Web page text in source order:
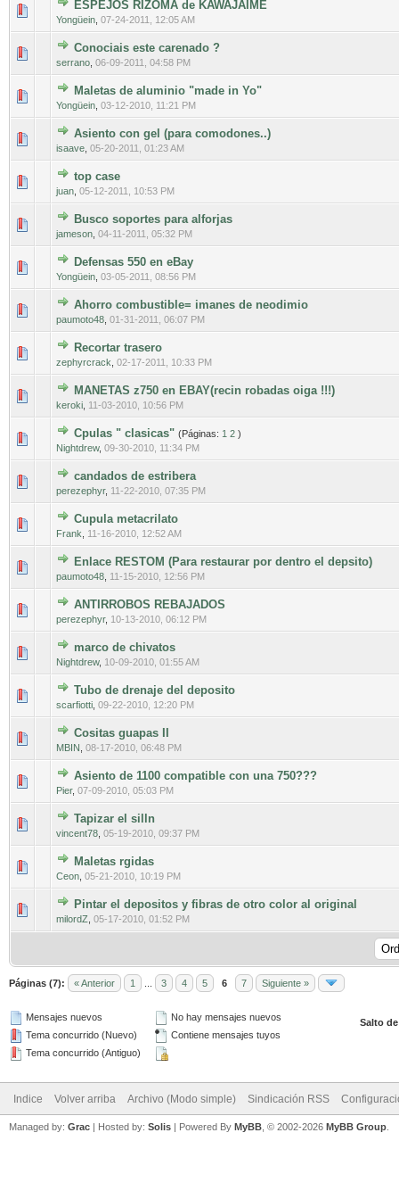
ESPEJOS RIZOMA de KAWAJAIME
Yongüein 07-24-2011, 12:05 AM
0 voto(s) - Media 0 de 5
12 345
Conociais este carenado ?
serrano 06-09-2011, 04:58 PM
0 voto(s) - Media 0 de 5
1234 5
Maletas de aluminio "made in Yo"
Yongüein 03-12-2010, 11:21 PM
0 voto(s) - Media 0 de 5
1 2345
Asiento con gel (para comodones..)
isaave 05-20-2011, 01:23 AM
0 voto(s) - Media 0 de 5
12345
top case
juan 05-12-2011, 10:53 PM
0 voto(s) - Media 0 de 5
Busco soportes para alforjas
jameson 04-11-2011, 05:32 PM
0 voto(s) - Media 0 de 5
1 2345
Defensas 550 en eBay
Yongüein 03-05-2011, 08:56 PM
0 voto(s) - Media 0 de 5
12
Ahorro combustible= imanes de neodimio
paumoto48 01-31-2011, 06:07 PM
0 voto(s) - Media 0 de 5
1 2345
Recortar trasero
zephyrcrack 02-17-2011, 10:33 PM
0 voto(s) - Media 0 de 5
MANETAS z750 en EBAY(recin robadas oiga !!!)
keroki 11-03-2010, 10:56 PM
0 voto(s) - Media 0 de 5
12345
Cpulas " clasicas" (Páginas: 1 2 )
Nightdrew, 09-30-2010, 11:34 PM
0 voto(s) - Media 0 de 5
12345
candados de estribera
perezephyr, 11-22-2010, 07:35 PM
0 voto(s) - Media 0 de 5
12
Cupula metacrilato
Frank 11-16-2010, 12:52 AM
0 voto(s) - Media 0 de 5
Enlace RESTOM (Para restaurar por dentro el depsito)
paumoto48 11-15-2010, 12:56 PM
0 voto(s) - Media 0 de 5
12 345
ANTIRROBOS REBAJADOS
perezephyr, 10-13-2010, 06:12 PM
0 voto(s) - Media 0 de 5
12345
marco de chivatos
Nightdrew, 10-09-2010, 01:55 AM
0 voto(s) - Media 0 de 5
Tubo de drenaje del deposito
scarfiotti 09-22-2010, 12:20 PM
0 voto(s) - Media 0 de 5
12345
Cositas guapas II
MBIN 08-17-2010, 06:48 PM
0 voto(s) - Media 0 de 5
Asiento de 1100 compatible con una 750???
Pier, 07-09-2010, 05:03 PM
0 voto(s) - Media 0 de 5
12345
Tapizar el silln
vincent78 05-19-2010, 09:37 PM
0 voto(s) - Media 0 de 5
Maletas rgidas
Ceon 05-21-2010, 10:19 PM
0 voto(s) - Media 0 de 5
Pintar el depositos y fibras de otro color al original
milordZ 05-17-2010, 01:52 PM
0 voto(s) - Media 0 de 5
1 2345
Páginas (7): « Anterior 1 3 4 5 6 7 Siguiente »
Mensajes nuevos
Tema concurrido (Nuevo)
Tema concurrido (Antiguo)
No hay mensajes nuevos
Contiene mensajes tuyos
Salto
Indice Volver arriba Archivo (Modo simple) Sindicación RSS
Managed by: Grac | Hosted by: Solis | Powered By MyBB , © 2002-2026 MyBB Group